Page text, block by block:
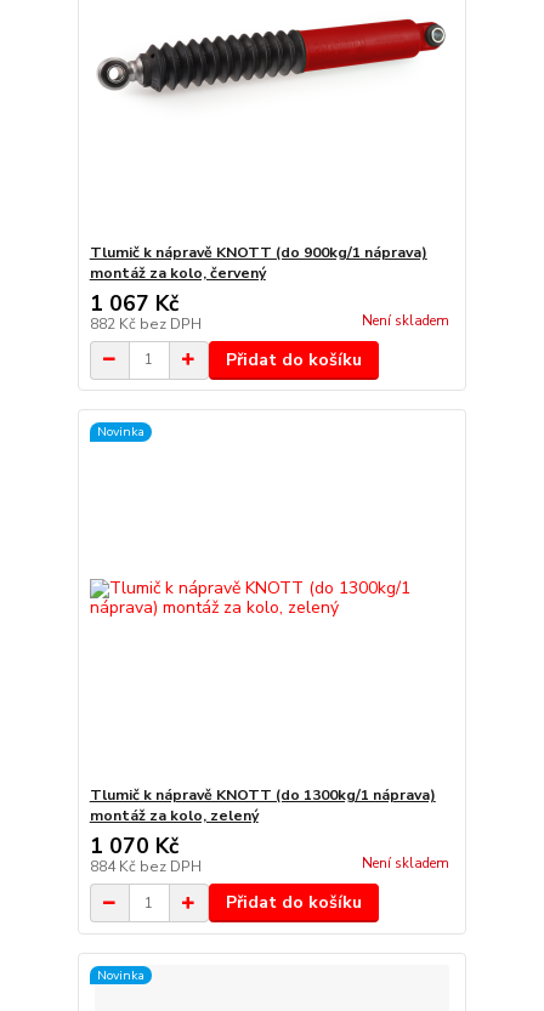
Tlumič k nápravě KNOTT (do 900kg/1 náprava)
montáž za kolo, červený
1 067 Kč
882 Kč bez DPH Není skladem
Přidat do košíku
Novinka
Tlumič k nápravě KNOTT (do 1300kg/1 náprava)
montáž za kolo, zelený
1 070 Kč
884 Kč bez DPH Není skladem
Přidat do košíku
Novinka